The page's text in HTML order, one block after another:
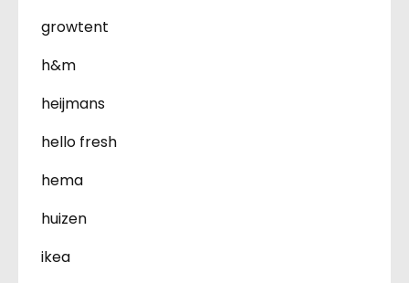
growtent
h&m
heijmans
hello fresh
hema
huizen
ikea